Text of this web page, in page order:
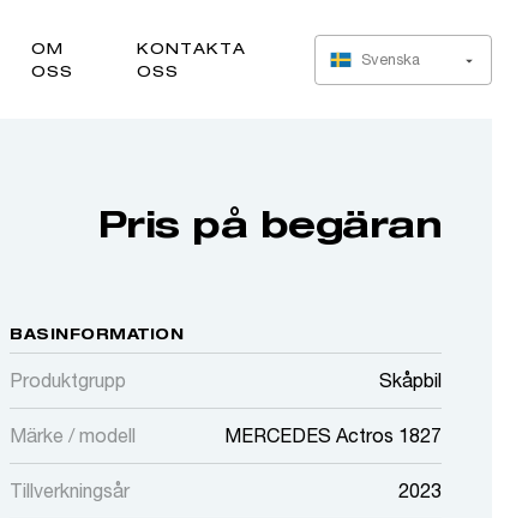
OM
OSS
KONTAKTA
OSS
Svenska
Pris på begäran
BASINFORMATION
Produktgrupp Skåpbil
Märke / modell MERCEDES Actros 1827
Tillverkningsår 2023